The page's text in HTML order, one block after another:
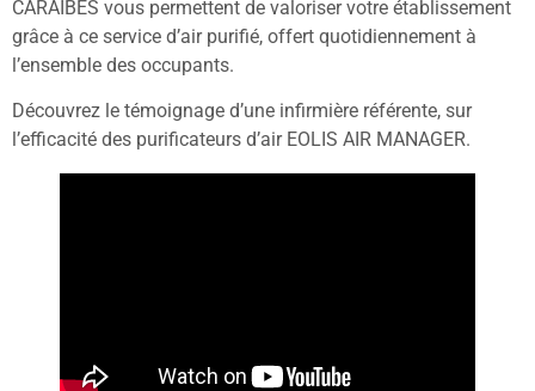
CARAÏBES vous permettent de valoriser votre établissement
grâce à ce service d’air purifié, offert quotidiennement à
l’ensemble des occupants.
Découvrez le témoignage d’une infirmière référente, sur
l’efficacité des purificateurs d’air EOLIS AIR MANAGER.